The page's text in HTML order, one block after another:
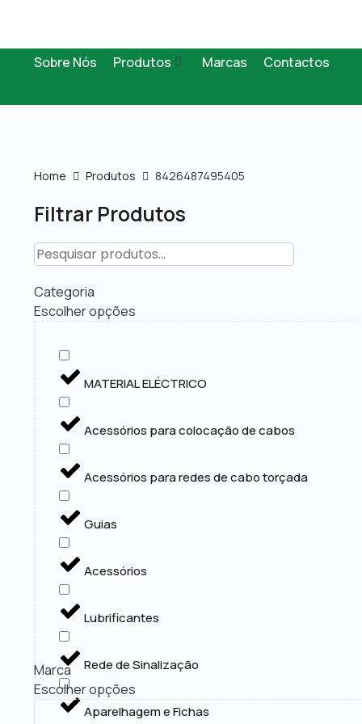
Sobre Nós Produtos Marcas Contactos
Home Produtos 8426487495405
Filtrar Produtos
Categoria
Escolher opções
MATERIAL ELÉCTRICO
Acessórios para colocação de cabos
Acessórios para redes de cabo torçada
Guias
Acessórios
Lubrificantes
Rede de Sinalização
Aparelhagem e Fichas
Marca
Escolher opções